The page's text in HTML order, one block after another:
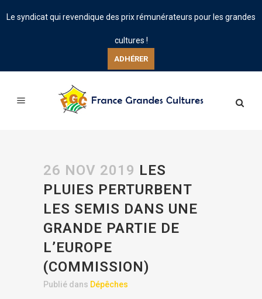
Le syndicat qui revendique des prix rémunérateurs pour les grandes
cultures !
ADHÉRER
26 NOV 2019 LES
PLUIES PERTURBENT
LES SEMIS DANS UNE
GRANDE PARTIE DE
L’EUROPE
(COMMISSION)
Publié dans Dépêches